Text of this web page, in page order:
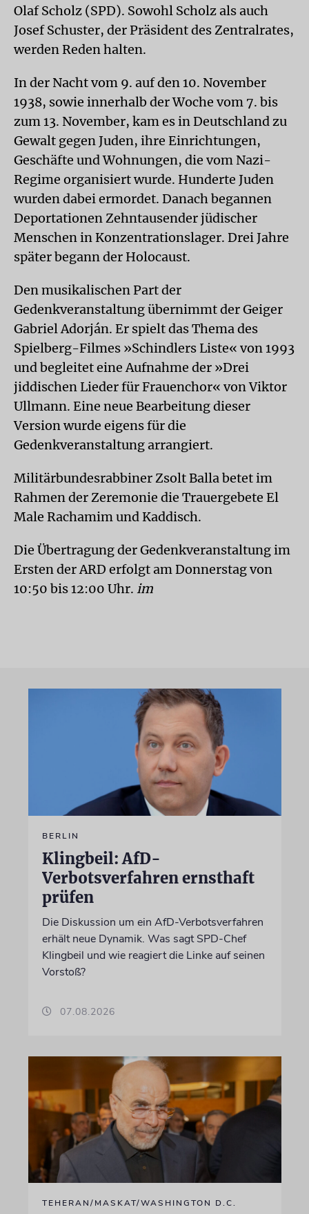
Olaf Scholz (SPD). Sowohl Scholz als auch
Josef Schuster, der Präsident des Zentralrates,
werden Reden halten.
In der Nacht vom 9. auf den 10. November
1938, sowie innerhalb der Woche vom 7. bis
zum 13. November, kam es in Deutschland zu
Gewalt gegen Juden, ihre Einrichtungen,
Geschäfte und Wohnungen, die vom Nazi-
Regime organisiert wurde. Hunderte Juden
wurden dabei ermordet. Danach begannen
Deportationen Zehntausender jüdischer
Menschen in Konzentrationslager. Drei Jahre
später begann der Holocaust.
Den musikalischen Part der
Gedenkveranstaltung übernimmt der Geiger
Gabriel Adorján. Er spielt das Thema des
Spielberg-Filmes »Schindlers Liste« von 1993
und begleitet eine Aufnahme der »Drei
jiddischen Lieder für Frauenchor« von Viktor
Ullmann. Eine neue Bearbeitung dieser
Version wurde eigens für die
Gedenkveranstaltung arrangiert.
Militärbundesrabbiner Zsolt Balla betet im
Rahmen der Zeremonie die Trauergebete El
Male Rachamim und Kaddisch.
Die Übertragung der Gedenkveranstaltung im
Ersten der ARD erfolgt am Donnerstag von
10:50 bis 12:00 Uhr. im
BERLIN
Klingbeil: AfD-
Verbotsverfahren ernsthaft
prüfen
Die Diskussion um ein AfD-Verbotsverfahren
erhält neue Dynamik. Was sagt SPD-Chef
Klingbeil und wie reagiert die Linke auf seinen
Vorstoß?
07.08.2026
TEHERAN/MASKAT/WASHINGTON D.C.